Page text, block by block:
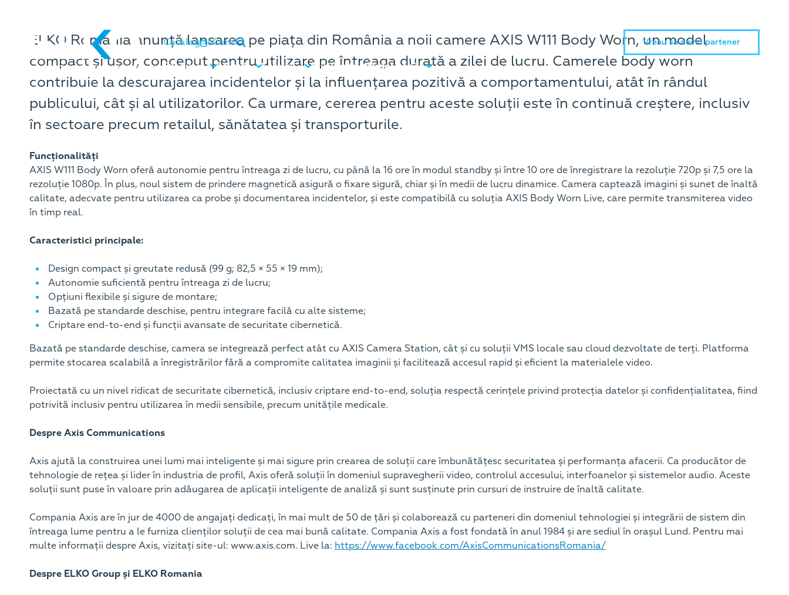
Catalog eCom Vreau să devin partener
Produse Soluții Servicii ȘtiriContactDespre noi
ELKO Romania anunță lansarea pe piața din România a noii camere AXIS W111 Body Worn, un model
compact și ușor, conceput pentru utilizare pe întreaga durată a zilei de lucru. Camerele body worn
contribuie la descurajarea incidentelor și la influențarea pozitivă a comportamentului, atât în rândul
publicului, cât și al utilizatorilor. Ca urmare, cererea pentru aceste soluții este în continuă creștere, inclusiv
în sectoare precum retailul, sănătatea și transporturile.
Funcționalități
AXIS W111 Body Worn oferă autonomie pentru întreaga zi de lucru, cu până la 16 ore în modul standby și între 10 ore de înregistrare la rezoluție 720p și 7,5 ore la
rezoluție 1080p. În plus, noul sistem de prindere magnetică asigură o fixare sigură, chiar și în medii de lucru dinamice. Camera captează imagini și sunet de înaltă
calitate, adecvate pentru utilizarea ca probe și documentarea incidentelor, și este compatibilă cu soluția AXIS Body Worn Live, care permite transmiterea video
în timp real.
Caracteristici principale:
Design compact și greutate redusă (99 g; 82,5 × 55 × 19 mm);
Autonomie suficientă pentru întreaga zi de lucru;
Opțiuni flexibile și sigure de montare;
Bazată pe standarde deschise, pentru integrare facilă cu alte sisteme;
Criptare end-to-end și funcții avansate de securitate cibernetică.
Bazată pe standarde deschise, camera se integrează perfect atât cu AXIS Camera Station, cât și cu soluții VMS locale sau cloud dezvoltate de terți. Platforma
permite stocarea scalabilă a înregistrărilor fără a compromite calitatea imaginii și facilitează accesul rapid și eficient la materialele video.
Proiectată cu un nivel ridicat de securitate cibernetică, inclusiv criptare end-to-end, soluția respectă cerințele privind protecția datelor și confidențialitatea, fiind
potrivită inclusiv pentru utilizarea în medii sensibile, precum unitățile medicale.
Despre Axis Communications
Axis ajută la construirea unei lumi mai inteligente și mai sigure prin crearea de soluții care îmbunătățesc securitatea și performanța afacerii. Ca producător de
tehnologie de rețea și lider în industria de profil, Axis oferă soluții în domeniul supravegherii video, controlul accesului, interfoanelor și sistemelor audio. Aceste
soluții sunt puse în valoare prin adăugarea de aplicații inteligente de analiză și sunt susținute prin cursuri de instruire de înaltă calitate.
Compania Axis are în jur de 4000 de angajați dedicați, în mai mult de 50 de țări și colaborează cu parteneri din domeniul tehnologiei și integrării de sistem din
întreaga lume pentru a le furniza clienților soluții de cea mai bună calitate. Compania Axis a fost fondată în anul 1984 și are sediul în orașul Lund. Pentru mai
multe informații despre Axis, vizitați site-ul: www.axis.com. Live la: https://www.facebook.com/AxisCommunicationsRomania/
Despre ELKO Group și ELKO Romania